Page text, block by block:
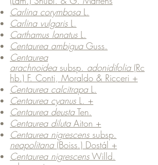
Carlina corymbosaL.
Carlina vulgarisL.
Carthamus lanatusL.
Centaurea ambiguaGuss.
Centaurea
arachnoideasubsp. adonidifolia (Rc
hb.) F. Conti, Moraldo & Ricceri +
Centaurea calcitrapaL.
Centaurea cyanusL. +
Centaurea deustaTen.
Centaurea diluta Aiton +
Centaurea nigrescens subsp.
neapolitana (Boiss.) Dostál +
Centaurea nigrescensWilld.